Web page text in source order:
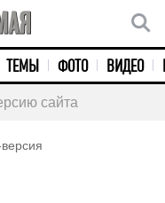
ТЕМЫ ФОТО ВИДЕО
сайта